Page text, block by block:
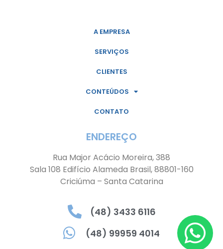
A EMPRESA
SERVIÇOS
CLIENTES
CONTEÚDOS
CONTATO
ENDEREÇO
Rua Major Acácio Moreira, 388
Sala 108 Edifício Alameda Brasil, 88801-160
Criciúma – Santa Catarina
(48) 3433 6116
(48) 99959 4014